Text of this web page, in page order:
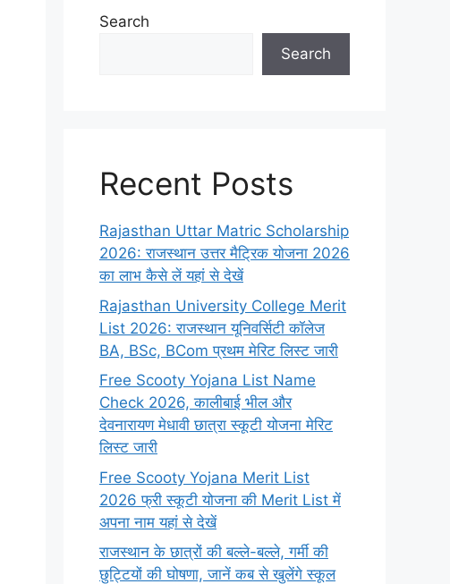
Search
Search
Recent Posts
Rajasthan Uttar Matric Scholarship
2026: राजस्थान उत्तर मैट्रिक योजना 2026
का लाभ कैसे लें यहां से देखें
Rajasthan University College Merit
List 2026: राजस्थान यूनिवर्सिटी कॉलेज
BA, BSc, BCom प्रथम मेरिट लिस्ट जारी
Free Scooty Yojana List Name
Check 2026, कालीबाई भील और
देवनारायण मेधावी छात्रा स्कूटी योजना मेरिट
लिस्ट जारी
Free Scooty Yojana Merit List
2026 फ्री स्कूटी योजना की Merit List में
अपना नाम यहां से देखें
राजस्थान के छात्रों की बल्ले-बल्ले, गर्मी की
छुट्टियों की घोषणा, जानें कब से खुलेंगे स्कूल